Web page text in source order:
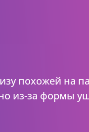
похожей на
из-за формы